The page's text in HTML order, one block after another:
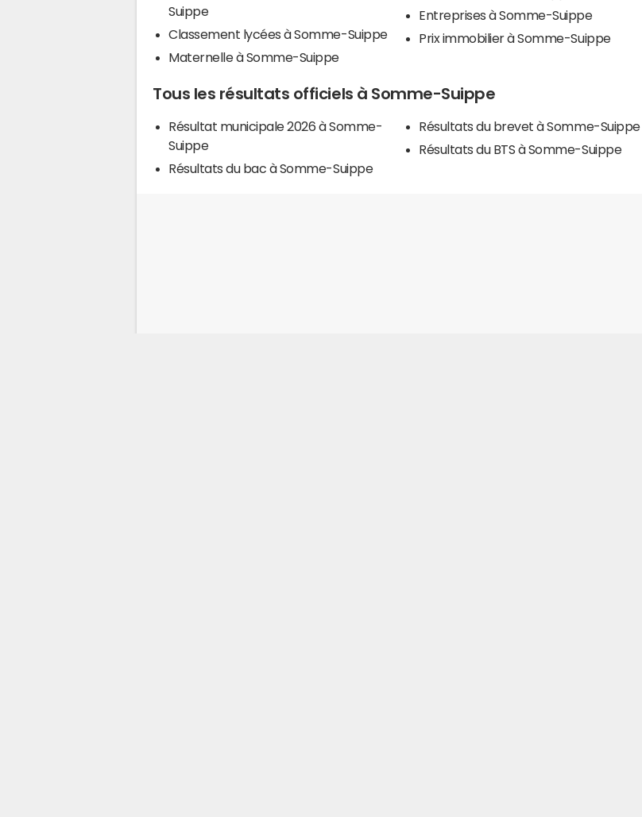
Suippe
Classement lycées à Somme-Suippe
Maternelle à Somme-Suippe
Entreprises à Somme-Suippe
Prix immobilier à Somme-Suippe
Tous les résultats officiels à Somme-Suippe
Résultat municipale 2026 à Somme-
Suippe
Résultats du bac à Somme-Suippe
Résultats du brevet à Somme-Suippe
Résultats du BTS à Somme-Suippe